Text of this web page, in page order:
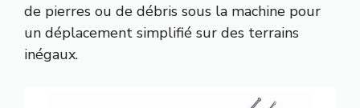
de pierres ou de débris sous la machine pour
un déplacement simplifié sur des terrains
inégaux.